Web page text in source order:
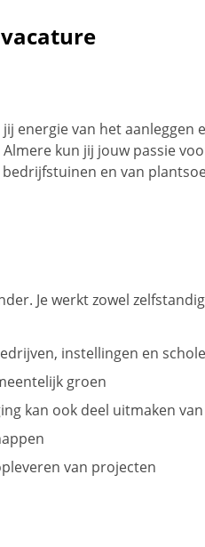
energie van het aanleggen
kun jij jouw passie
en van
Je werkt zowel
instellingen en
groen
kan ook deel uitmaken
van projecten